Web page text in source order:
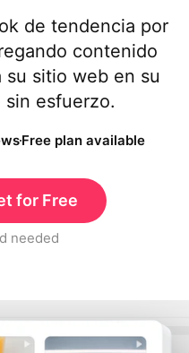
de tendencia por
contenido
sitio web en su
sin esfuerzo.
Free plan available
for Free
needed